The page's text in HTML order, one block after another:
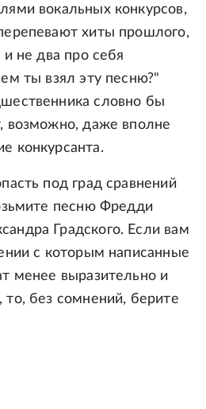
вокальных конкурсов,
хиты прошлого,
и не два про себя
ты взял эту песню?"
словно бы
возможно, даже вполне
конкурсанта.
под град сравнений
песню Фредди
Градского. Если вам
с которым написанные
менее выразительно и
без сомнений, берите